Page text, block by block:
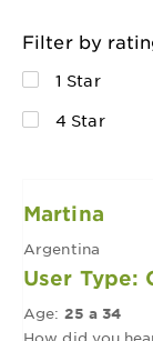
Filter by
1 Star
4 Star
Martina
Argentina
User Type:
Age: 25 a 34
How did you